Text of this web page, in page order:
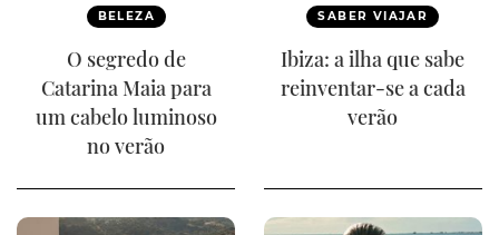
BELEZA
O segredo de
Catarina Maia para
um cabelo luminoso
no verão
SABER VIAJAR
Ibiza: a ilha que sabe
reinventar-se a cada
verão